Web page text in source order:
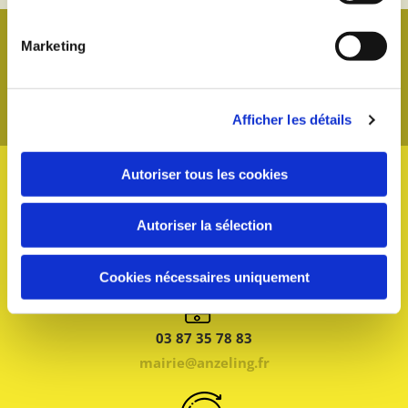
Marketing
Afficher les détails
Autoriser tous les cookies
Autoriser la sélection
Cookies nécessaires uniquement
4 place du Général de Gaulle
57320 ANZELING
03 87 35 78 83
mairie@anzeling.fr